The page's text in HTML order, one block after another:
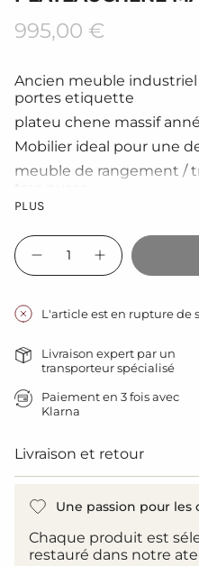
Prix
995,00 €
Ancien meuble industriel
portes etiquette
plateu chene massif
Mobilier ideal pour une
meuble de rangement /
tres pures
haut cm. largeur 126.
Le metal a été décapé,
contre la corrosion
Forfait livraison à votre
PLUS
{"in_cart_html"=>"
<span
class=\"quantity-
{{
quantity
}}
</span>
le
panier",
la
pour
product
}}",
Diminuer
la
ancien
grand
15
casiers
industriel
strafor
plateauchene
massif
Augmenter
la
bouton
-
grand
meuble
15
industriel
L'article est en rupture de
Livraison expert par un
transporteur spécialisé
Paiement en 3 fois avec
Klarna
Livraison et retour
Une passion pour les
Chaque produit est
restauré dans notre